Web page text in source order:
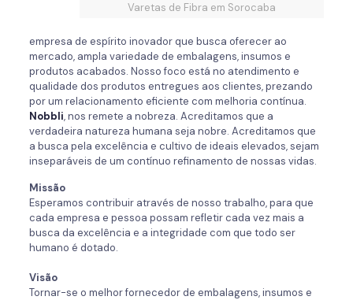
Varetas de Fibra em Sorocaba
empresa de espírito inovador que busca oferecer ao
mercado, ampla variedade de embalagens, insumos e
produtos acabados. Nosso foco está no atendimento e
qualidade dos produtos entregues aos clientes, prezando
por um relacionamento eficiente com melhoria contínua.
Nobbli, nos remete a nobreza. Acreditamos que a
verdadeira natureza humana seja nobre. Acreditamos que
a busca pela excelência e cultivo de ideais elevados, sejam
inseparáveis de um contínuo refinamento de nossas vidas.
Missão
Esperamos contribuir através de nosso trabalho, para que
cada empresa e pessoa possam refletir cada vez mais a
busca da excelência e a integridade com que todo ser
humano é dotado.
Visão
Tornar-se o melhor fornecedor de embalagens, insumos e